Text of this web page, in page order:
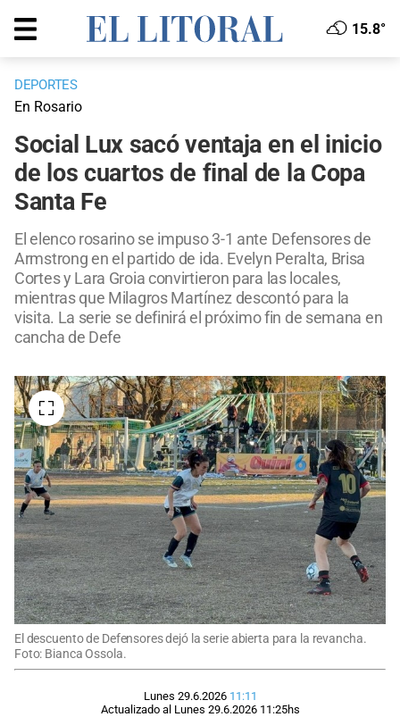
15.8°
DEPORTES
En Rosario
Social Lux sacó ventaja en el inicio
de los cuartos de final de la Copa
Santa Fe
El elenco rosarino se impuso 3-1 ante Defensores de
Armstrong en el partido de ida. Evelyn Peralta, Brisa
Cortes y Lara Groia convirtieron para las locales,
mientras que Milagros Martínez descontó para la
visita. La serie se definirá el próximo fin de semana en
cancha de Defe
El descuento de Defensores dejó la serie abierta para la revancha.
Foto: Bianca Ossola.
Lunes 29.6.2026 11:11
Actualizado al Lunes 29.6.2026 11:25hs